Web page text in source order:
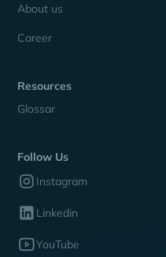
About us
Career
Resources
Glossar
Follow Us
Instagram
Linkedin
YouTube